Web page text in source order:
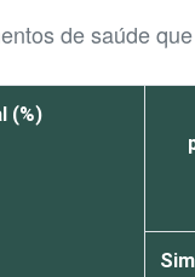
de saúde
(%)
Sim